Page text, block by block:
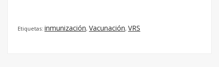
Etiquetas: inmunización, Vacunación, VRS